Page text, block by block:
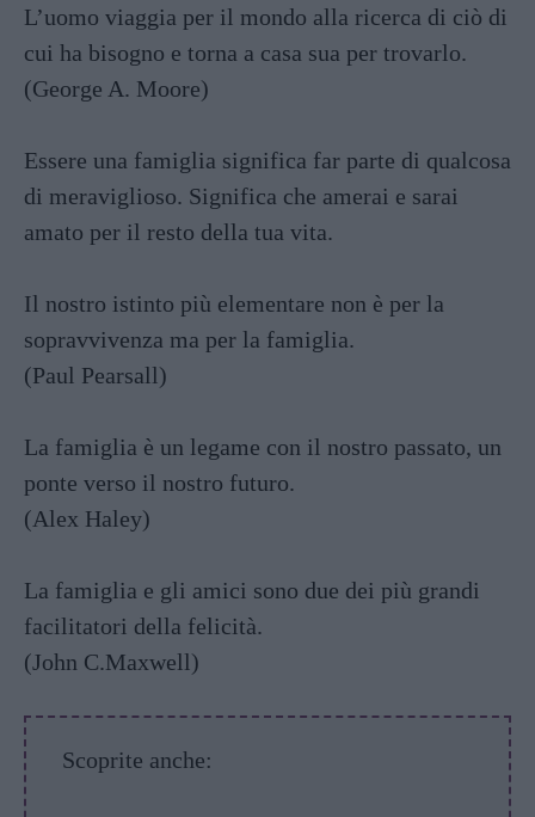
L’uomo viaggia per il mondo alla ricerca di ciò di
cui ha bisogno e torna a casa sua per trovarlo.
(George A. Moore)
Essere una famiglia significa far parte di qualcosa
di meraviglioso. Significa che amerai e sarai
amato per il resto della tua vita.
Il nostro istinto più elementare non è per la
sopravvivenza ma per la famiglia.
(Paul Pearsall)
La famiglia è un legame con il nostro passato, un
ponte verso il nostro futuro.
(Alex Haley)
La famiglia e gli amici sono due dei più grandi
facilitatori della felicità.
(John C.Maxwell)
Scoprite anche: